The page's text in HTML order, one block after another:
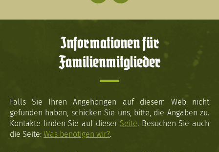
Informationen für
Familienmitglieder
Falls Sie Ihren Angehörigen auf diesem Web nicht
gefunden haben, schicken Sie uns, bitte, die Angaben zu.
Kontakte finden Sie auf dieser Seite. Besuchen Sie auch
die Seite: Was benötigen wir?.